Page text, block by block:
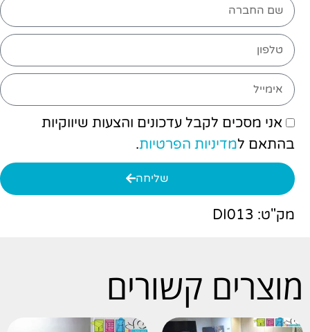
אני מסכים לקבל עדכונים והצעות שיווקיות
בהתאם למדיניות הפרטיות.
שליחה
מק"ט: DI013
מוצרים קשורים